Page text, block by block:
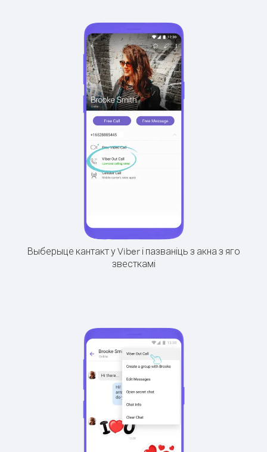
Выберыце кантакт у Viber і пазваніць з акна з яго
звесткамі